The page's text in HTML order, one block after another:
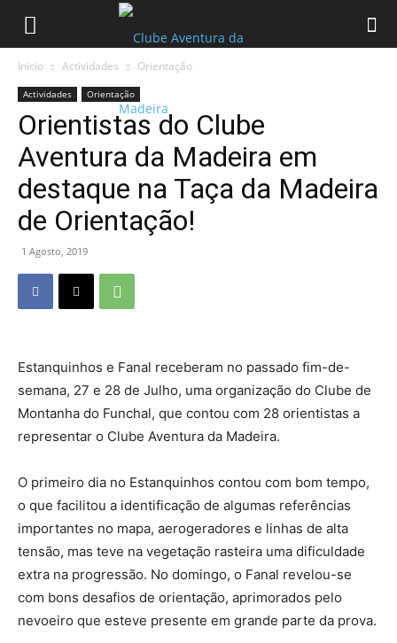
Início Actividades Orientação
Actividades Orientação
Orientistas do Clube
Aventura da Madeira em
destaque na Taça da Madeira
de Orientação!
1 Agosto, 2019
Estanquinhos e Fanal receberam no passado fim-de-
semana, 27 e 28 de Julho, uma organização do Clube de
Montanha do Funchal, que contou com 28 orientistas a
representar o Clube Aventura da Madeira.
O primeiro dia no Estanquinhos contou com bom tempo,
o que facilitou a identificação de algumas referências
importantes no mapa, aerogeradores e linhas de alta
tensão, mas teve na vegetação rasteira uma dificuldade
extra na progressão. No domingo, o Fanal revelou-se
com bons desafios de orientação, aprimorados pelo
nevoeiro que esteve presente em grande parte da prova.